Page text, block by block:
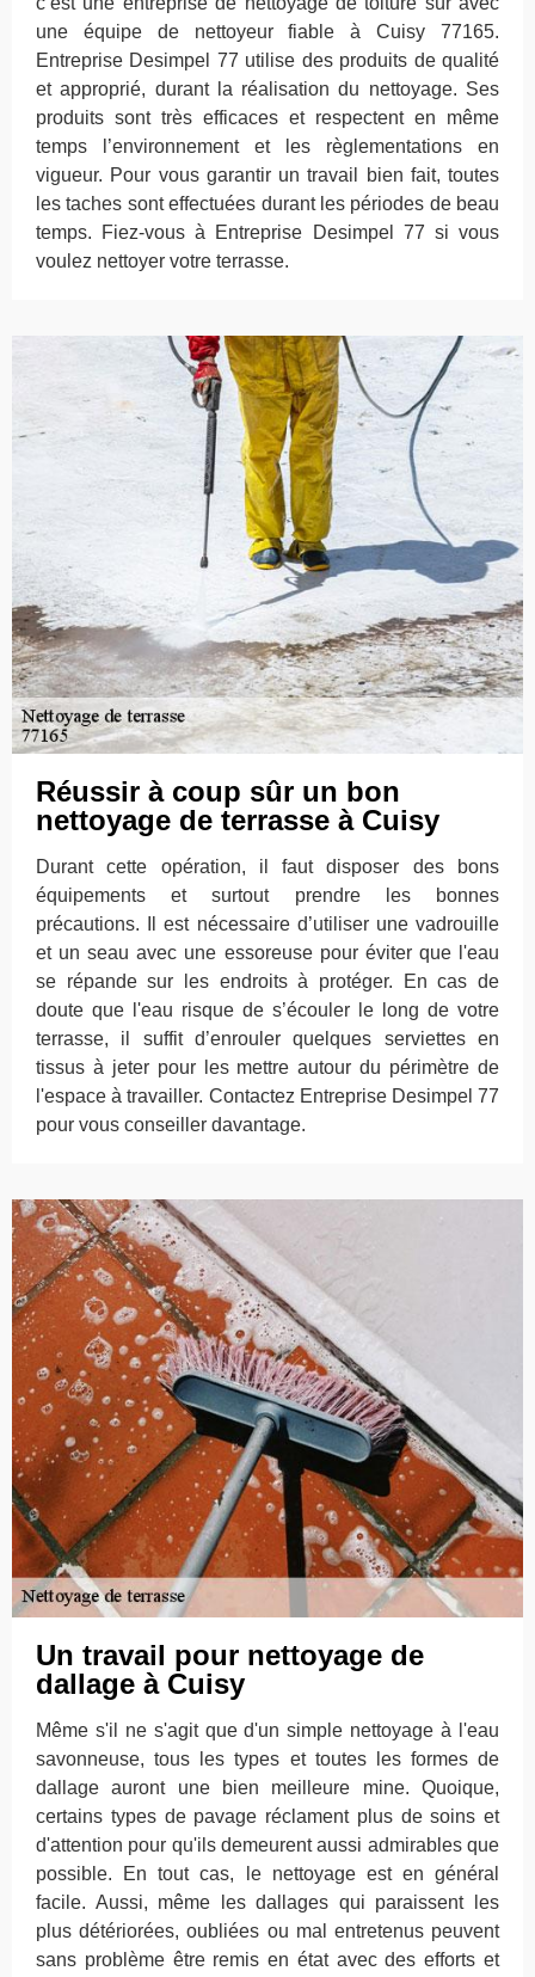
une équipe de nettoyeur fiable à Cuisy 77165.
Entreprise Desimpel 77 utilise des produits de qualité
et approprié, durant la réalisation du nettoyage. Ses
produits sont très efficaces et respectent en même
temps l’environnement et les règlementations en
vigueur. Pour vous garantir un travail bien fait, toutes
les taches sont effectuées durant les périodes de beau
temps. Fiez-vous à Entreprise Desimpel 77 si vous
voulez nettoyer votre terrasse.
Réussir à coup sûr un bon
nettoyage de terrasse à Cuisy
Durant cette opération, il faut disposer des bons
équipements et surtout prendre les bonnes
précautions. Il est nécessaire d’utiliser une vadrouille
et un seau avec une essoreuse pour éviter que l'eau
se répande sur les endroits à protéger. En cas de
doute que l'eau risque de s’écouler le long de votre
terrasse, il suffit d’enrouler quelques serviettes en
tissus à jeter pour les mettre autour du périmètre de
l'espace à travailler. Contactez Entreprise Desimpel 77
pour vous conseiller davantage.
Un travail pour nettoyage de
dallage à Cuisy
Même s'il ne s'agit que d'un simple nettoyage à l'eau
savonneuse, tous les types et toutes les formes de
dallage auront une bien meilleure mine. Quoique,
certains types de pavage réclament plus de soins et
d'attention pour qu'ils demeurent aussi admirables que
possible. En tout cas, le nettoyage est en général
facile. Aussi, même les dallages qui paraissent les
plus détériorées, oubliées ou mal entretenus peuvent
sans problème être remis en état avec des efforts et